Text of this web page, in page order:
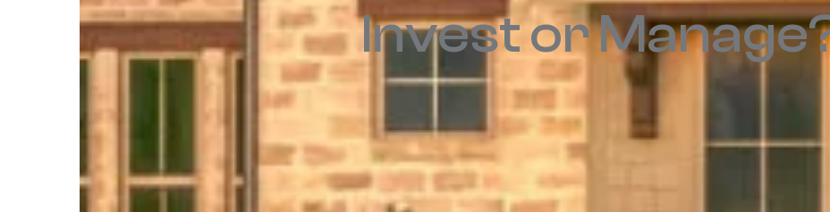
Invest or